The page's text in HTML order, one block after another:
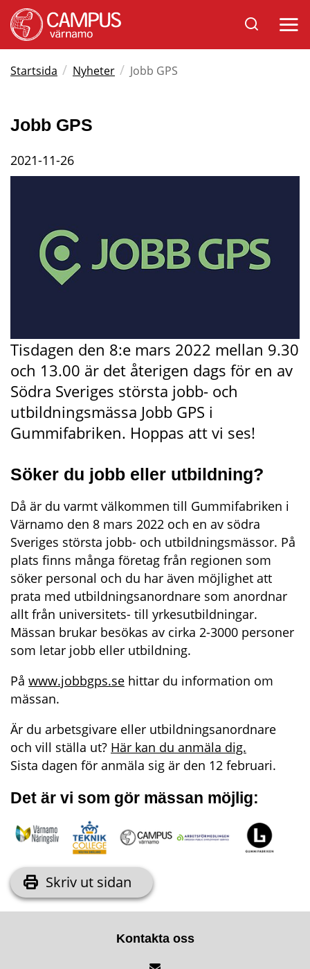
Sök
på
Varnamo.se
Öppna
Startsida / Nyheter / Jobb GPS
Jobb GPS
2021-11-26
Tisdagen den 8:e mars 2022 mellan 9.30
och 13.00 är det återigen dags för en av
Södra Sveriges största jobb- och
utbildningsmässa Jobb GPS i
Gummifabriken. Hoppas att vi ses!
Söker du jobb eller utbildning?
Då är du varmt välkommen till Gummifabriken i
Värnamo den 8 mars 2022 och en av södra
Sveriges största jobb- och utbildningsmässor. På
plats finns många företag från regionen som
söker personal och du har även möjlighet att
prata med utbildningsanordnare som anordnar
allt från universitets- till yrkesutbildningar.
Mässan brukar besökas av cirka 2-3000 personer
som letar jobb eller utbildning.
På www.jobbgps.se hittar du information om
mässan.
Är du arbetsgivare eller utbildningsanordnare
och vill ställa ut? Här kan du anmäla dig.
Sista dagen för anmäla sig är den 12 februari.
Det är vi som gör mässan möjlig:
Skriv ut sidan
Kontakta oss